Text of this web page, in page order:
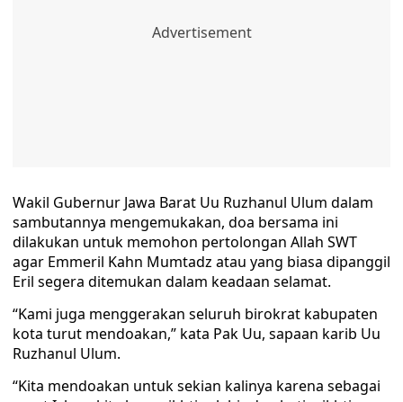
Wakil Gubernur Jawa Barat Uu Ruzhanul Ulum dalam
sambutannya mengemukakan, doa bersama ini
dilakukan untuk memohon pertolongan Allah SWT
agar Emmeril Kahn Mumtadz atau yang biasa dipanggil
Eril segera ditemukan dalam keadaan selamat.
“Kami juga menggerakan seluruh birokrat kabupaten
kota turut mendoakan,” kata Pak Uu, sapaan karib Uu
Ruzhanul Ulum.
“Kita mendoakan untuk sekian kalinya karena sebagai